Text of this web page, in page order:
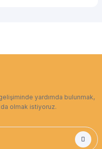
yardımda bulunmak,
olmak istiyoruz.